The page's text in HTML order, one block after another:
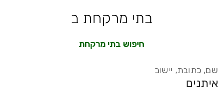
בתי מרקחת ב
חיפוש בתי מרקחת
שם, כתובת, יישוב